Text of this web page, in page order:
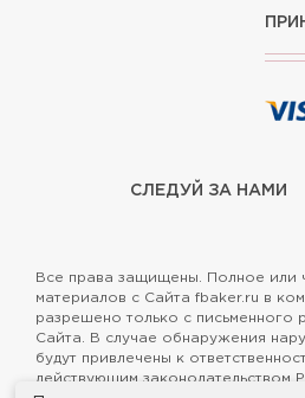
СЛЕДУЙ ЗА НАМИ
Все права защищены. Полное или
материалов с Сайта fbaker.ru в
разрешено только с письменного
Сайта. В случае обнаружения
будут привлечены к
действующим законодательством